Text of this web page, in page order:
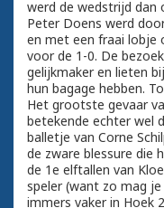
werd de wedstrijd dan
Peter Doens werd
en met een fraai lobje
voor de 1-0. De
gelijkmaker en lieten
hun bagage hebben.
Het grootste gevaar
betekende echter wel
balletje van Corne
de zware blessure die
de 1e elftallen van
speler (want zo mag
immers vaker in Hoek